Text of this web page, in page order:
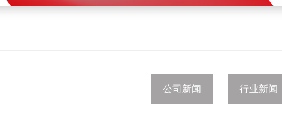
公司新闻 行业新闻